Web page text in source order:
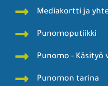
Mediakortti ja
Punomoputiikki
Punomo - Käsityö
Punomon tarina